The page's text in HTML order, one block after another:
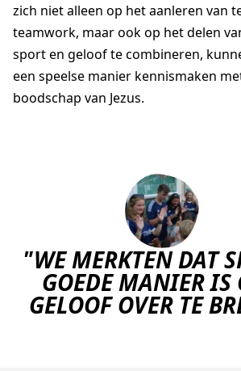
zich niet alleen op het aanleren van
teamwork, maar ook op het delen
sport en geloof te combineren,
een speelse manier kennismaken
boodschap van Jezus.
"WE MERKTEN DAT
GOEDE MANIER IS
GELOOF OVER TE